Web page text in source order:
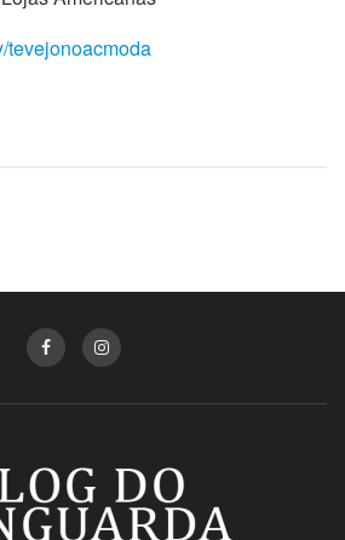
tevejonoacmoda